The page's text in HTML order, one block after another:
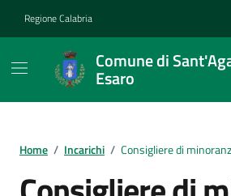
Regione Calabria
Comune di
Esaro
Home / Incarichi / Consigliere di